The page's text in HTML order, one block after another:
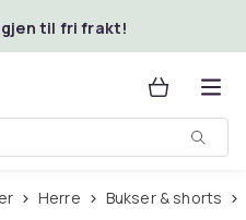
til fri frakt!
Herre Bukser & shorts